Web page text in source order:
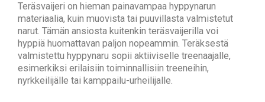
Teräsvaijeri on hieman painavampaa hyppynarun
materiaalia, kuin muovista tai puuvillasta valmistetut
narut. Tämän ansiosta kuitenkin teräsvaijerilla voi
hyppiä huomattavan paljon nopeammin. Teräksestä
valmistettu hyppynaru sopii aktiiviselle treenaajalle,
esimerkiksi erilaisiin toiminnallisiin treeneihin,
nyrkkeilijälle tai kamppailu-urheilijalle.